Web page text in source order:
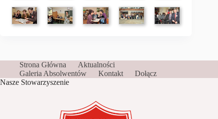
Strona Główna
Aktualności
Galeria Absolwentów
Kontakt
Dołącz
Nasze Stowarzyszenie